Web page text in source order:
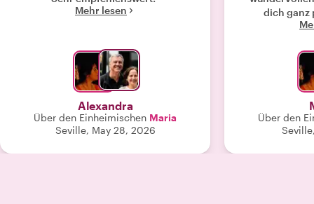
Mehr lesen
Alexandra
Über den Einheimischen Maria
Seville, May 28, 2026
dich ganz
Über den